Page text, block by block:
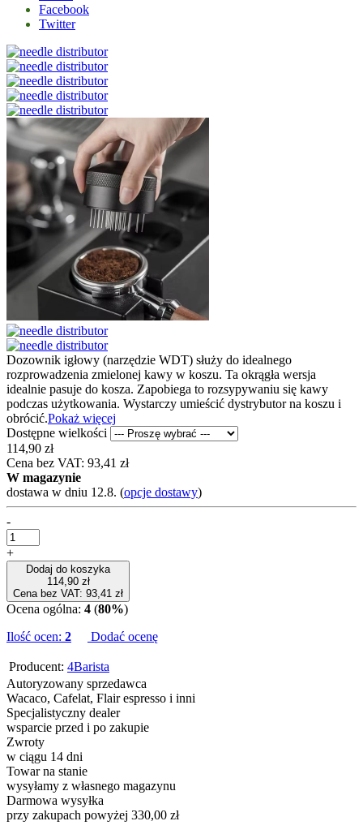
Facebook
Twitter
Dozownik igłowy (narzędzie WDT) służy do idealnego
rozprowadzenia zmielonej kawy w koszu. Ta okrągła wersja
idealnie pasuje do kosza. Zapobiega to rozsypywaniu się kawy
podczas użytkowania. Wystarczy umieścić dystrybutor na koszu i
obrócić.Pokaż więcej
Dostępne wielkości
114,90 zł
Cena bez VAT: 93,41 zł
W magazynie
dostawa w dniu 12.8. (opcje dostawy)
-
+
Dodaj do koszyka
114,90 zł
Cena bez VAT: 93,41 zł
Ocena ogólna: 4 (80%)
Ilość ocen: 2 Dodać ocenę
Producent: 4Barista
Autoryzowany sprzedawca
Wacaco, Cafelat, Flair espresso i inni
Specjalistyczny dealer
wsparcie przed i po zakupie
Zwroty
w ciągu 14 dni
Towar na stanie
wysyłamy z własnego magazynu
Darmowa wysyłka
przy zakupach powyżej 330,00 zł